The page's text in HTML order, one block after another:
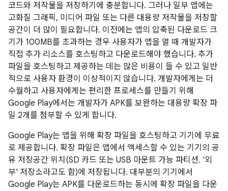
코드와 저작물을 저장하기에 충분합니다. 그러나 일부 앱에는
고화질 그래픽, 미디어 파일 또는 다른 대용량 저작물을 저장할
공간이 더 많이 필요합니다. 이전에는 앱의 압축된 다운로드 크
기가 100MB를 초과하는 경우 사용자가 앱을 열 때 개발자가
직접 추가 리소스를 호스팅하고 다운로드해야 했습니다. 추가
파일을 호스팅하고 제공하는 데는 많은 비용이 들 수 있고 일반
적으로 사용자 환경이 이상적이지 않습니다. 개발자에게는 더
수월하고 사용자에게는 편리한 프로세스를 만들기 위해
Google Play에서는 개발자가 APK를 보완하는 대용량 확장 파
일 2개를 첨부할 수 있게 합니다.
Google Play는 앱을 위해 확장 파일을 호스팅하고 기기에 무료
로 제공합니다. 확장 파일은 앱에서 액세스할 수 있는 기기의 공
유 저장공간 위치(SD 카드 또는 USB 마운트 가능 파티션. '외
부' 저장소라고도 함)에 저장됩니다. 대부분의 기기에서
Google Play는 APK를 다운로드하는 동시에 확장 파일을 다운